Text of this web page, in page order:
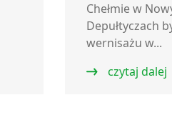
Chełmie w
Depułtyczach
wernisażu w...
czytaj dalej